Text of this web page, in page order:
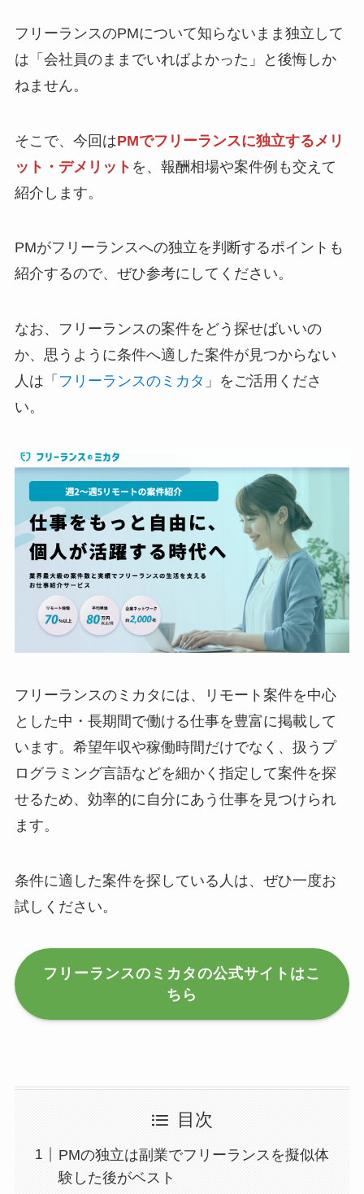
フリーランスのPMについて知らないまま独立して
は「会社員のままでいればよかった」と後悔しか
ねません。
そこで、今回はPMでフリーランスに独立するメリ
ット・デメリット を、報酬相場や案件例も交えて
紹介します。
PMがフリーランスへの独立を判断するポイントも
紹介するので、ぜひ参考にしてください。
なお、フリーランスの案件をどう探せばいいの
か、思うように条件へ適した案件が見つからない
人は「 フリーランスのミカタ 」をご活用くださ
い。
フリーランスのミカタには、リモート案件を中心
とした中・長期間で働ける仕事を豊富に掲載して
います。希望年収や稼働時間だけでなく、扱うプ
ログラミング言語などを細かく指定して案件を探
せるため、効率的に自分にあう仕事を見つけられ
ます。
条件に適した案件を探している人は、ぜひ一度お
試しください。
フリーランスのミカタの公式サイトはこ
ちら
目次
PMの独立は副業でフリーランスを擬似体
験した後がベスト